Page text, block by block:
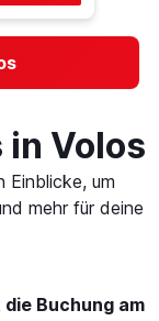
Volos
Einblicke, um
mehr für deine
Buchung am